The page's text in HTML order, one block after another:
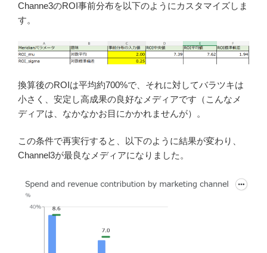
Channe3のROI事前分布を以下のようにカスタマイズしま
す。
換算後のROIは平均約700%で、それに対してバラツキは
小さく、安定し高成果の良好なメディアです（こんなメ
ディアは、なかなかお目にかかれませんが）。
この条件で再実行すると、以下のように結果が変わり、
Channel3が最良なメディアになりました。